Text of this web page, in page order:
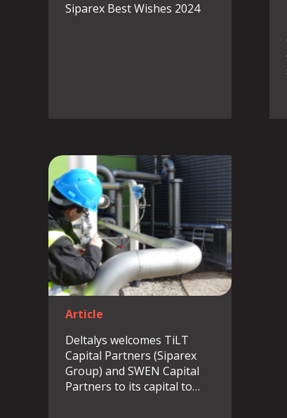
Siparex Best Wishes 2024
Article
Deltalys welcomes TiLT
Capital Partners (Siparex
Group) and SWEN Capital
Partners to its capital to…